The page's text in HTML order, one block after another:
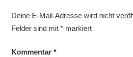
Deine E-Mail-Adresse wird nicht
Felder sind mit *markiert
Kommentar *